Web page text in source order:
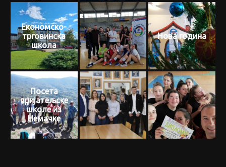
Економско-
трговинска
школа
Нова година
Посета
пријатељске
школе из
Немачке